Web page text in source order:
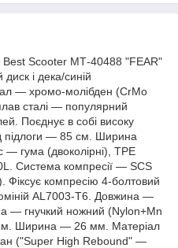
Best Scooter МТ-40488 "FEAR"
і дека/синій
— хромо-молібден (CrMo
сталі — популярний
Поєднує в собі високу
підлоги — 85 см. Ширина
гума (двоколірні), TPE
Система компресії — SCS
компресію 4-болтовий
AL7003-T6. Довжина —
гнучкий ножний (Nylon+Mn
Ширина — 26 мм. Матеріал
("Super High Rebound" —